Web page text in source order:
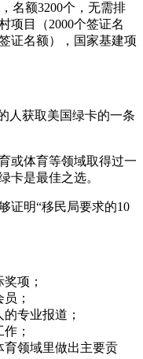
名额3200个，无需排
项目（2000个签证名
证名额），国家基建项
人获取美国绿卡的一条
或体育等领域取得过一
卡是最佳之选。
证明“移民局要求的10
项；
；
专业报道；
；
育领域里做出主要贡